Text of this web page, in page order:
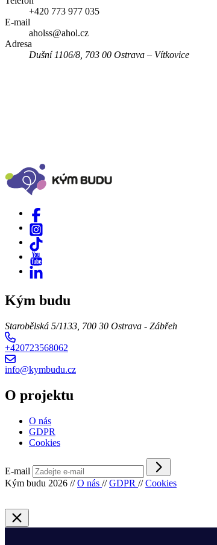
+420 773 977 035
E-mail
aholss@ahol.cz
Adresa
Dušní 1106/8, 703 00 Ostrava – Vítkovice
Kým budu
Starobělská 5/1133, 700 30 Ostrava - Zábřeh
+420723568062
info@kymbudu.cz
O projektu
O nás
GDPR
Cookies
E-mail
Kým budu 2026 // O nás // GDPR // Cookies